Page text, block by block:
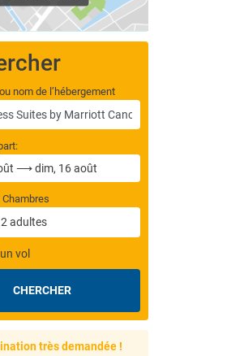
nom de l’hébergement
2 adultes
vol
CHERCHER
très demandée !